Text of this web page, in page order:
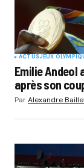
ACTUSJEUX
Emilie Andeol
après son
ParAlexandre